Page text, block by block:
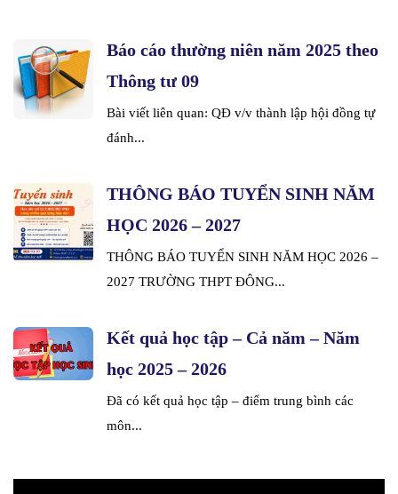
Báo cáo thường niên năm 2025 theo
Thông tư 09
Bài viết liên quan: QĐ v/v thành lập hội đồng tự
đánh...
THÔNG BÁO TUYỂN SINH NĂM
HỌC 2026 – 2027
THÔNG BÁO TUYỂN SINH NĂM HỌC 2026 –
2027 TRƯỜNG THPT ĐÔNG...
Kết quả học tập – Cả năm – Năm
học 2025 – 2026
Đã có kết quả học tập – điểm trung bình các
môn...